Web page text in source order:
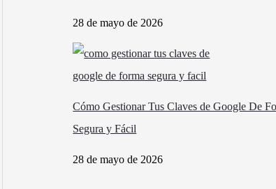
28 de mayo de 2026
Cómo Gestionar Tus Claves de Google De
Segura y Fácil
28 de mayo de 2026